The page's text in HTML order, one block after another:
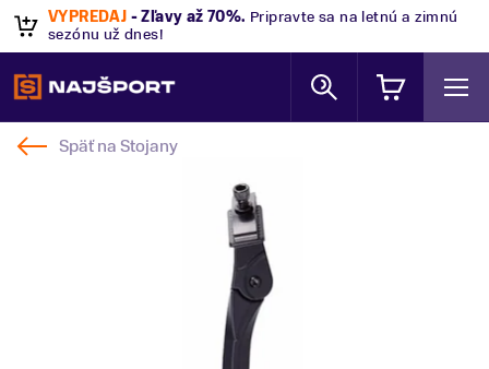
VÝPREDAJ - Zľavy až 70%. Pripravte sa na letnú a zimnú
sezónu už dnes!
Späť naStojany